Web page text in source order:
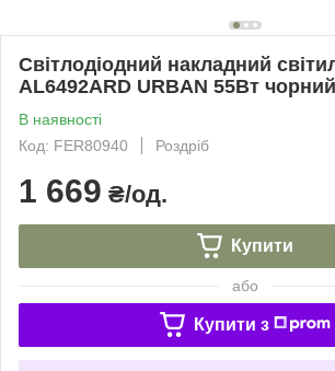
Світлодіодний накладний
AL6492ARD URBAN 55Вт чорний
В наявності
Код: FER80940
Роздріб
1 669 ₴/од.
Купити
або
Купити з